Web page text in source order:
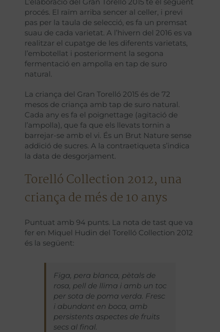
procés. El raïm arriba sencer al celler, i previ
pas per la taula de selecció, es fa un premsat
suau de cada varietat. A l’hivern del 2016 es va
realitzar el cupatge de les diferents varietats,
l’embotellat i posteriorment la segona
fermentació en ampolla en tap de suro
natural.
La criança del Gran Torelló 2015 és de 72
mesos de criança amb tap de suro natural.
Cada any es fa el poignettage (agitació de
l’ampolla), que fa que els llevats tornin a
barrejar-se amb el vi. És un Brut Nature sense
addició de sucres. A la contraetiqueta s’indica
la data de desgorjament.
Torelló Collection 2012, una
criança de més de 10 anys
Puntuat amb 94 punts. La nota de tast que va
fer en Miquel Hudin del Torelló Collection 2012
és la següent:
Figa, pera blanca, pètals de
rosa, pell de llima i amb un toc
per sota de poma verda. Fresc
i abundant en boca, amb
persistents aspectes de fruits
secs al final.